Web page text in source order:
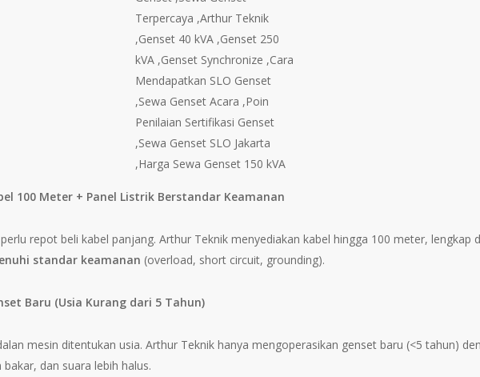
Genset
100 Meter + Panel Listrik Berstandar Keamanan
repot beli kabel panjang. Arthur Teknik menyediakan kabel hingga 100 meter, lengkap
standar keamanan (overload, short circuit, grounding).
Baru (Usia Kurang dari 5 Tahun)
mesin ditentukan usia. Arthur Teknik hanya mengoperasikan genset baru (<5 tahun)
bakar, dan suara lebih halus.